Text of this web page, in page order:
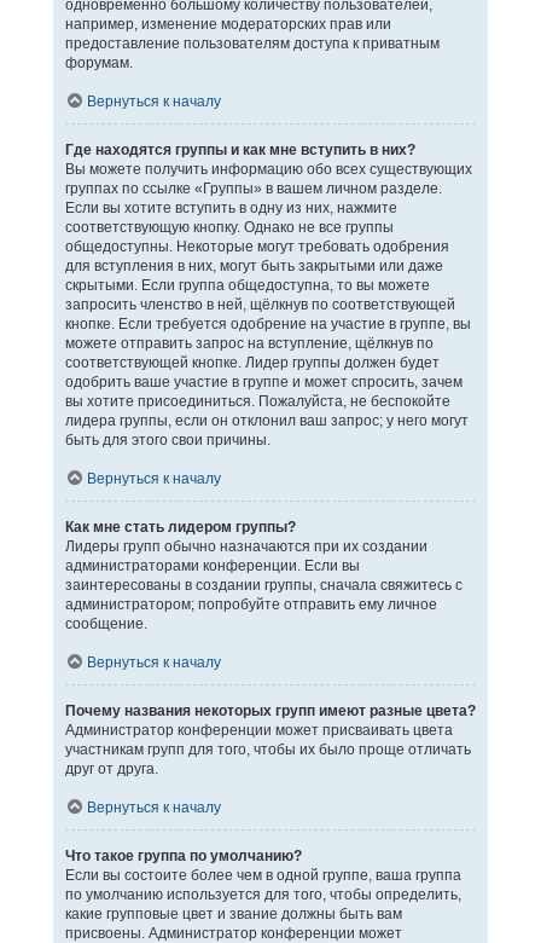
одновременно большому количеству пользователей,
например, изменение модераторских прав или
предоставление пользователям доступа к приватным
форумам.
Вернуться к началу
Где находятся группы и как мне вступить в них?
Вы можете получить информацию обо всех существующих
группах по ссылке «Группы» в вашем личном разделе.
Если вы хотите вступить в одну из них, нажмите
соответствующую кнопку. Однако не все группы
общедоступны. Некоторые могут требовать одобрения
для вступления в них, могут быть закрытыми или даже
скрытыми. Если группа общедоступна, то вы можете
запросить членство в ней, щёлкнув по соответствующей
кнопке. Если требуется одобрение на участие в группе, вы
можете отправить запрос на вступление, щёлкнув по
соответствующей кнопке. Лидер группы должен будет
одобрить ваше участие в группе и может спросить, зачем
вы хотите присоединиться. Пожалуйста, не беспокойте
лидера группы, если он отклонил ваш запрос; у него могут
быть для этого свои причины.
Вернуться к началу
Как мне стать лидером группы?
Лидеры групп обычно назначаются при их создании
администраторами конференции. Если вы
заинтересованы в создании группы, сначала свяжитесь с
администратором; попробуйте отправить ему личное
сообщение.
Вернуться к началу
Почему названия некоторых групп имеют разные цвета?
Администратор конференции может присваивать цвета
участникам групп для того, чтобы их было проще отличать
друг от друга.
Вернуться к началу
Что такое группа по умолчанию?
Если вы состоите более чем в одной группе, ваша группа
по умолчанию используется для того, чтобы определить,
какие групповые цвет и звание должны быть вам
присвоены. Администратор конференции может